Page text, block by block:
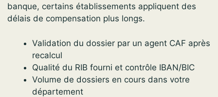
banque, certains établissements appliquent des
délais de compensation plus longs.
Validation du dossier par un agent CAF après
recalcul
Qualité du RIB fourni et contrôle IBAN/BIC
Volume de dossiers en cours dans votre
département